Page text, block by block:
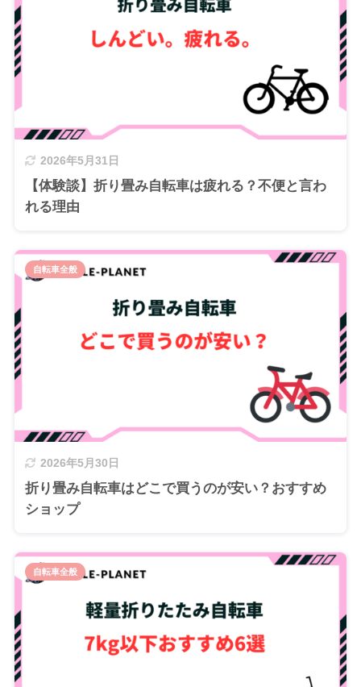
2026年5月31日
【体験談】折り畳み自転車は疲れる？不便と言わ
れる理由
2026年5月30日
折り畳み自転車はどこで買うのが安い？おすすめ
ショップ
自転車全般
自転車全般